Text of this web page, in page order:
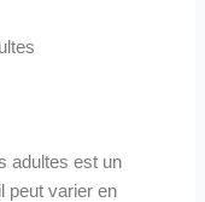
adultes est un
peut varier en